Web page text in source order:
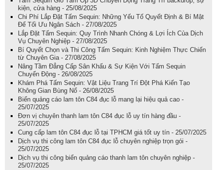
kiện, cửa hàng - 25/08/2025
Chi Phí Lắp Đặt Tấm Sequin: Những Yếu Tố Quyết Định & Bí Mật
Để Tối Ưu Ngân Sách - 27/08/2025
Lắp Đặt Tấm Sequin: Quy Trình Nhanh Chóng & Lợi Ích Của Dịch
Vụ Chuyên Nghiệp - 27/08/2025
Bí Quyết Chọn và Thi Công Tấm Sequin: Kinh Nghiệm Thực Chiến
từ Chuyên Gia - 27/08/2025
Nâng Tầm Đẳng Cấp Sân Khấu & Sự Kiện Với Tấm Sequin
Chuyển Động - 26/08/2025
Khám Phá Tấm Sequin: Vật Liệu Trang Trí Đột Phá Kiến Tạo
Không Gian Bùng Nổ - 26/08/2025
Biển quảng cáo lam tôn C84 đục lỗ mang lại hiệu quả cao -
25/07/2025
Đơn vị chuyên thanh lam tôn C84 đục lỗ uy tín hàng đầu -
25/07/2025
Cung cấp lam tôn C84 đục lỗ tại TPHCM giá tốt uy tín - 25/07/2025
Dịch vụ thi công lam tôn C84 đục lỗ chuyên nghiệp trọn gói -
25/07/2025
Dịch vụ thi công biển quảng cáo thanh lam tôn chuyên nghiệp -
25/07/2025